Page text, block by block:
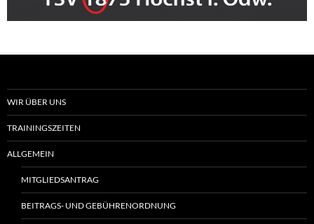
WIR ÜBER UNS
TRAININGSZEITEN
ALLGEMEIN
MITGLIEDSANTRAG
BEITRAGS- UND GEBÜHRENORDNUNG